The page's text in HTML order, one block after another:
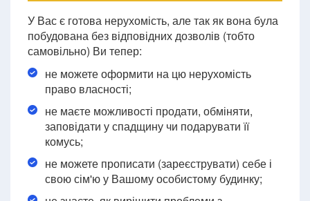
У Вас є готова нерухомість, але так як вона була
побудована без відповідних дозволів (тобто
самовільно) Ви тепер:
не можете оформити на цю нерухомість
право власності;
не маєте можливості продати, обміняти,
заповідати у спадщину чи подарувати її
комусь;
не можете прописати (зареєструвати) себе і
свою сім'ю у Вашому особистому будинку;